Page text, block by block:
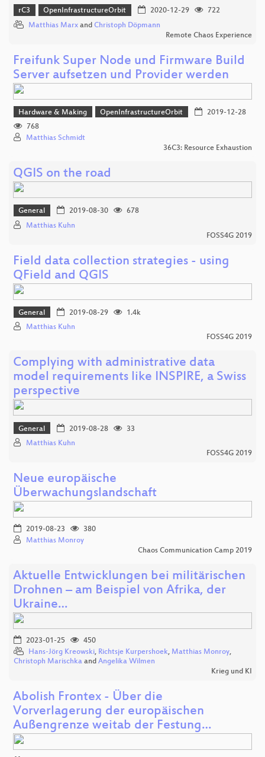
rC3 OpenInfrastructureOrbit 2020-12-29
722
Matthias Marx and Christoph Döpmann
Remote Chaos Experience
Freifunk Super Node und Firmware Build
Server aufsetzen und Provider werden
Hardware & Making OpenInfrastructureOrbit
2019-12-28
768
Matthias Schmidt
36C3: Resource Exhaustion
QGIS on the road
General 2019-08-30
678
Matthias Kuhn
FOSS4G 2019
Field data collection strategies - using
QField and QGIS
General 2019-08-29
1.4k
Matthias Kuhn
FOSS4G 2019
Complying with administrative data
model requirements like INSPIRE, a Swiss
perspective
General 2019-08-28
33
Matthias Kuhn
FOSS4G 2019
Neue europäische
Überwachungslandschaft
2019-08-23
380
Matthias Monroy
Chaos Communication Camp 2019
Aktuelle Entwicklungen bei militärischen
Drohnen – am Beispiel von Afrika, der
Ukraine…
2023-01-25
450
Hans-Jörg Kreowski, Richtsje Kurpershoek, Matthias Monroy,
Christoph Marischka and Angelika Wilmen
Krieg und KI
Abolish Frontex - Über die
Vorverlagerung der europäischen
Außengrenze weitab der Festung…